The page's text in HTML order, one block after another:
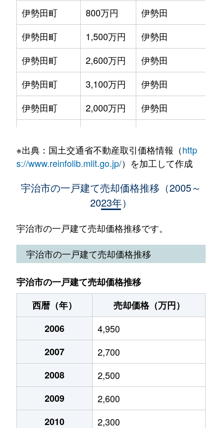
伊勢田町
800万円 伊勢田
伊勢田町
1,500万円 伊勢田
伊勢田町
2,600万円 伊勢田
伊勢田町
3,100万円 伊勢田
伊勢田町
2,000万円 伊勢田
伊勢田町
2,900万円 小倉(京都)
3,400万円
伊勢田町名木
1,900万円 伊勢田
宇治
3,600万円 宇治(ＪＲ)
宇治
2,000万円 宇治(ＪＲ)
宇治
1,200万円 宇治(ＪＲ)
4,600万円
1,400万円
※出典：国土交通省不動産取引価格情報（http
s://www.reinfolib.mlit.go.jp/）を加工して作成
宇治市の一戸建て売却価格推移（2005～
2023年）
宇治市の一戸建て売却価格推移です。
宇治市の一戸建て売却価格推移
宇治市の一戸建て売却価格推移
西暦（年）
売却価格（万円）
2006
4,950
2007
2,700
2008
2,500
2009
2,600
2010
2,300